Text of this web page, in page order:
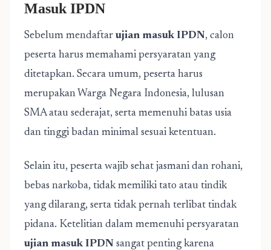
Masuk IPDN
Sebelum mendaftar ujian masuk IPDN, calon
peserta harus memahami persyaratan yang
ditetapkan. Secara umum, peserta harus
merupakan Warga Negara Indonesia, lulusan
SMA atau sederajat, serta memenuhi batas usia
dan tinggi badan minimal sesuai ketentuan.
Selain itu, peserta wajib sehat jasmani dan rohani,
bebas narkoba, tidak memiliki tato atau tindik
yang dilarang, serta tidak pernah terlibat tindak
pidana. Ketelitian dalam memenuhi persyaratan
ujian masuk IPDN sangat penting karena